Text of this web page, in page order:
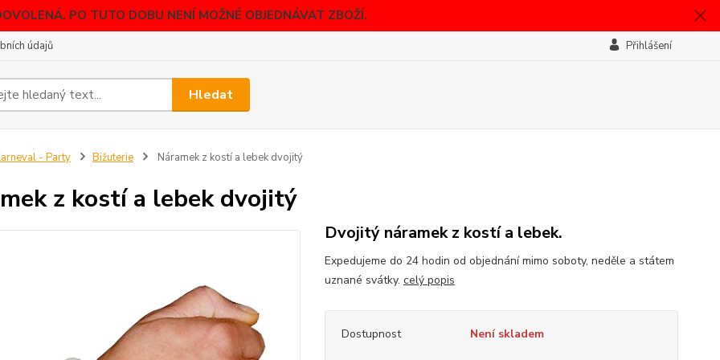
PO TUTO DOBU NENÍ MOŽNÉ OBJEDNÁVAT ZBOŽÍ.
údajů Přihlášení
Hledat
- Party Bižuterie Náramek z kostí a lebek dvojitý
z kostí a lebek dvojitý
Dvojitý náramek z kostí a lebek.
Expedujeme do 24 hodin od objednání mimo soboty, neděle a státem
uznané svátky. celý popis
Dostupnost Není skladem